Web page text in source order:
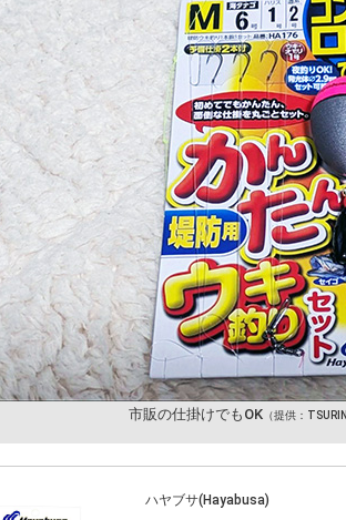
市販の仕掛けでもOK（提供：
ハヤブサ(Hayabusa)